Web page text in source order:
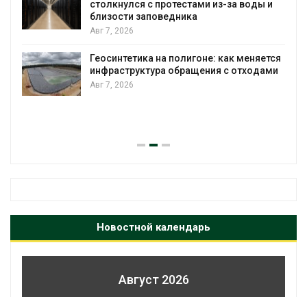
Авг 7, 2026
Дождевая вода с крыш может помочь
Авг 7, 2026
Минприроды потребовало ускорить
Новостной календарь
Август 2026